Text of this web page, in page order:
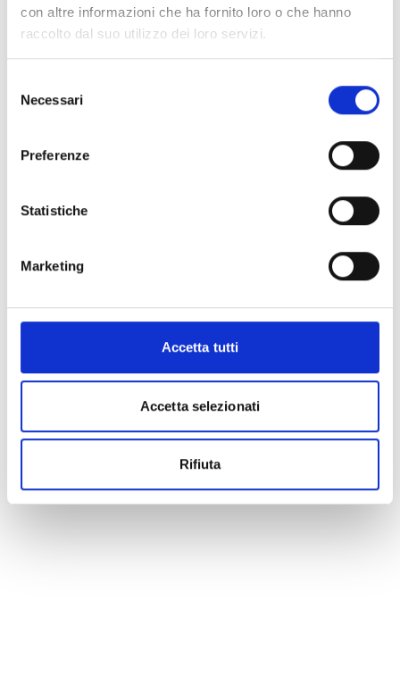
con altre informazioni che ha fornito loro o che hanno
raccolto dal suo utilizzo dei loro servizi.
delNecessari
Preferenze
Statistiche
Marketing
Accetta tutti
Accetta selezionati
Rifiuta
destinazione è contribuire a “utilizzare l’energia negli
edifici e nell’industria in modo efficiente, accessibile e
Conosci Obiettivo Europa?